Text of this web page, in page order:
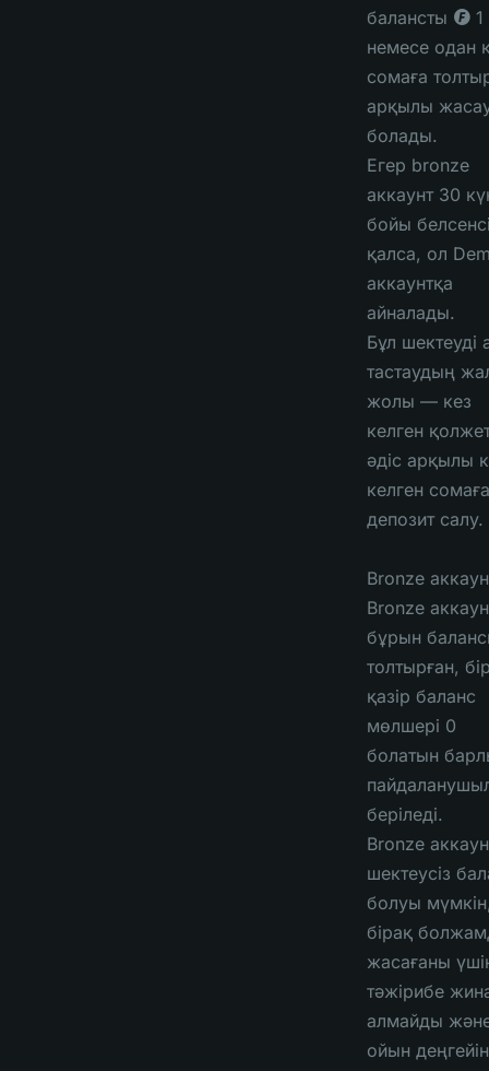
балансты ◎ 1
немесе одан
сомаға
арқылы
болады.
Егер bronze
аккаунт 30
бойы
қалса, ол
аккаунтқа
айналады.
Бұл шектеуді
тастаудың
жолы — кез
келген
әдіс арқылы
келген сомаға
депозит салу.
Bronze
Bronze
бұрын
толтырған,
қазір баланс
мөлшері 0
болатын
беріледі.
Bronze
шектеусіз
болуы
бірақ
жасағаны
тәжірибе
алмайды
ойын деңгейін